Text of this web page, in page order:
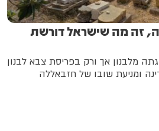
זה מה שישראל דורשת
מלבנון אך ורק בפריסת צבא לבנון
ומניעת שובו של חזבאללה